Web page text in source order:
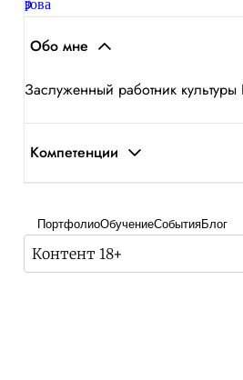
Обо мне
Заслуженный работник культуры
Компетенции
ПортфолиоОбучениеСобытияБлог
Контент 18+